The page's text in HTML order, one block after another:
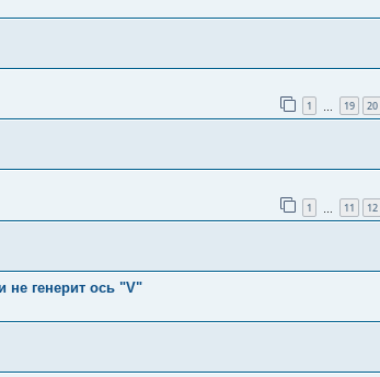
1 19 20
1 11 12
не генерит ось "V"